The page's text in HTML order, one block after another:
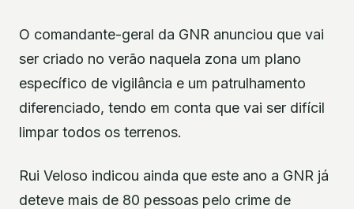
O comandante-geral da GNR anunciou que vai
ser criado no verão naquela zona um plano
específico de vigilância e um patrulhamento
diferenciado, tendo em conta que vai ser difícil
limpar todos os terrenos.
Rui Veloso indicou ainda que este ano a GNR já
deteve mais de 80 pessoas pelo crime de